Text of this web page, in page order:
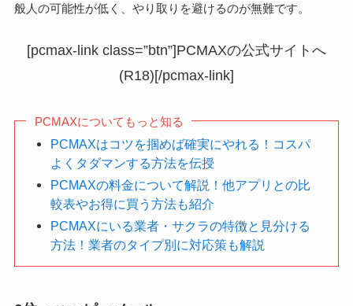
般人の可能性が低く、やり取りを避けるのが無難です。
[pcmax-link class=”btn”]PCMAXの公式サイトへ
(R18)[/pcmax-link]
PCMAXについてもっと知る
PCMAXはコツを掴めば確実にやれる！コスパ
よくタダマンする方法を伝授
PCMAXの料金について解説！他アプリとの比
較表やお得に買う方法も紹介
PCMAXにいる業者・サクラの特徴と見分ける
方法！業者のタイプ別に対応策も解説